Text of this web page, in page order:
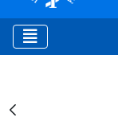
Risultati